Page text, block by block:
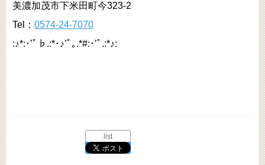
美濃加茂市下米田町今323-2
Tel： 0574-24-7070
:♪*:･’ﾟ♭.:*･♪’ﾟ｡.*#:･’ﾟ.:*♪:
list